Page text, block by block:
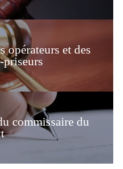
opérateurs et des
priseurs
commissaire du